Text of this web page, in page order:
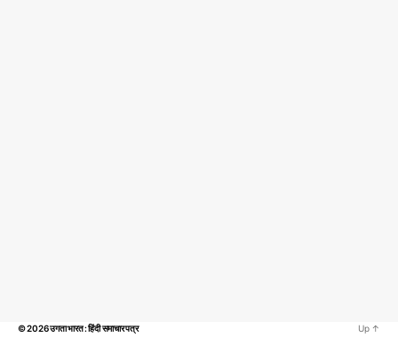
© 2026उगता भारत : हिंदी समाचार पत्र Up ↑